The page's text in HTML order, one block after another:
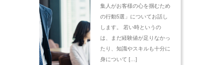
集人がお客様の心を掴むため
の行動5選」についてお話し
します。 若い時というの
は、まだ経験値が足りなかっ
たり、知識やスキルも十分に
身について […]